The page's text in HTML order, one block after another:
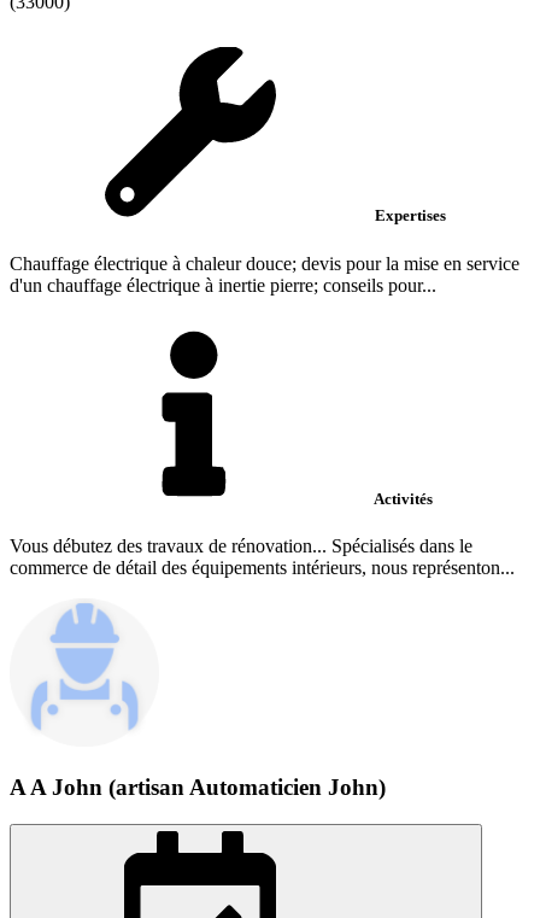
Expertises
Chauffage électrique à chaleur douce; devis pour la mise en service
d'un chauffage électrique à inertie pierre; conseils pour...
Activités
Vous débutez des travaux de rénovation... Spécialisés dans le
commerce de détail des équipements intérieurs, nous représenton...
A A John (artisan Automaticien John)